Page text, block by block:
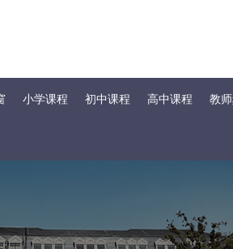
小学课程 初中课程 高中课程 教